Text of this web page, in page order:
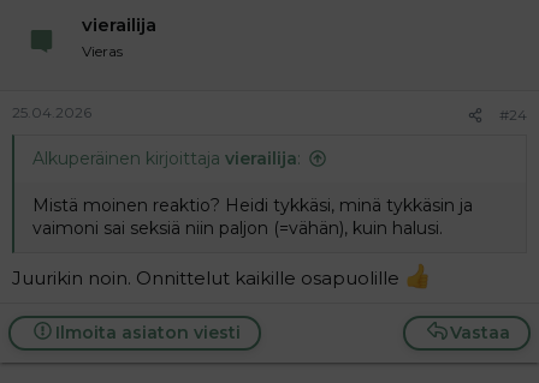
vierailija
Vieras
25.04.2026 #24
Alkuperäinen kirjoittaja vierailija:
Mistä moinen reaktio? Heidi tykkäsi, minä tykkäsin ja
vaimoni sai seksiä niin paljon (=vähän), kuin halusi.
Juurikin noin. Onnittelut kaikille osapuolille
Vastaa
Ilmoita asiaton viesti